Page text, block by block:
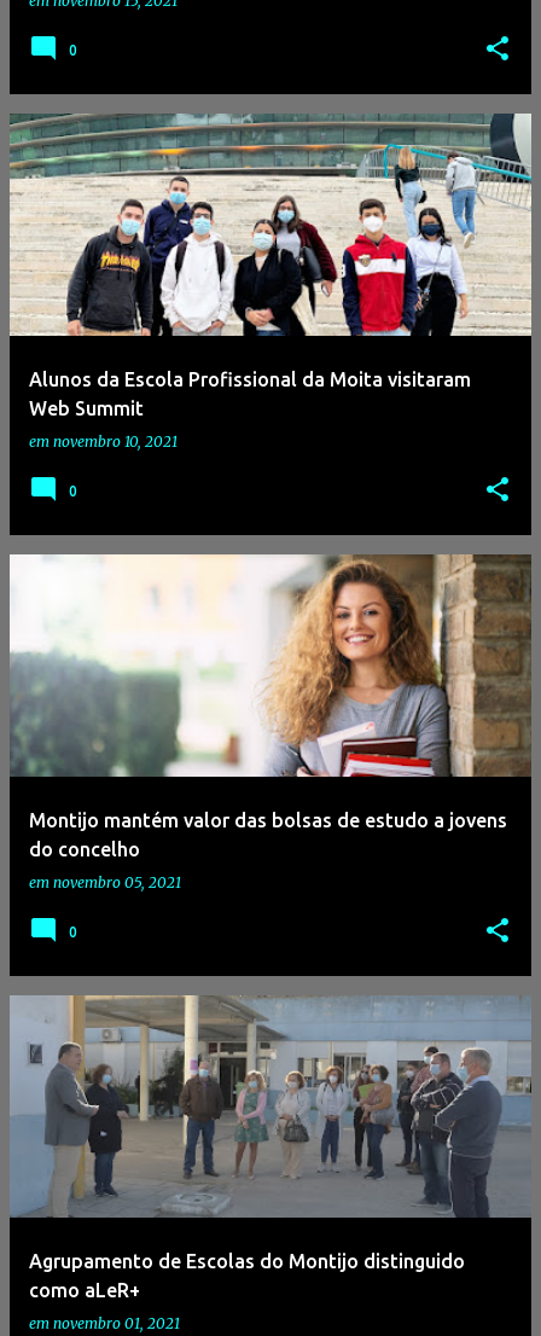
0
Alunos da Escola Profissional da Moita visitaram
Web Summit
em novembro 10, 2021
0
Montijo mantém valor das bolsas de estudo a jovens
do concelho
em novembro 05, 2021
0
Agrupamento de Escolas do Montijo distinguido
como aLeR+
em novembro 01, 2021